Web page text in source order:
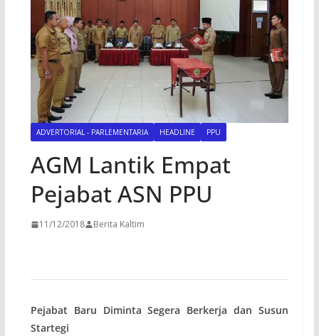
ADVERTORIAL - PARLEMENTARIA HEADLINE PPU
AGM Lantik Empat
Pejabat ASN PPU
11/12/2018 Berita Kaltim
Pejabat Baru Diminta Segera Berkerja dan Susun
Startegi